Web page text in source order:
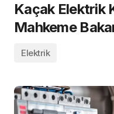
Kaçak Elektrik
Mahkeme
Elektrik